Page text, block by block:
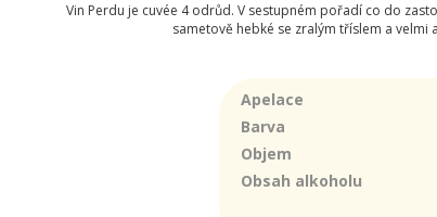
Vin Perdu je cuvée 4 odrůd. V sestupném pořadí co do
sametově hebké se zralým tříslem a
Apelace
Barva
Objem
Obsah alkoholu